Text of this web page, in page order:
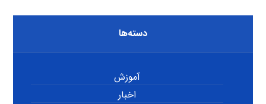
دسته‌ها
آموزش
اخبار